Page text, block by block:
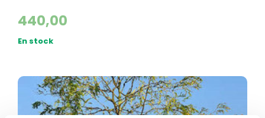
440,00
En stock